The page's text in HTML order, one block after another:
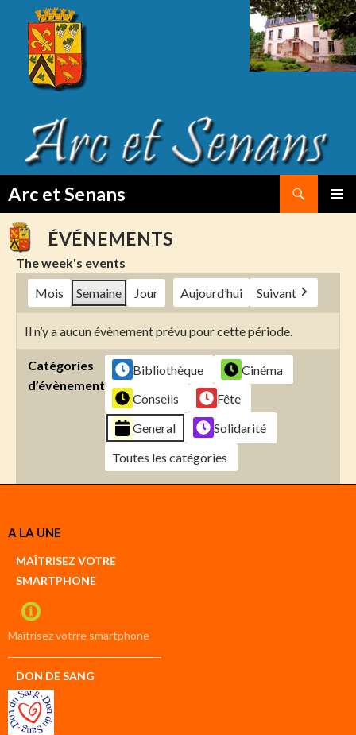
Arc et Senans
TO
CONTENTÉVÉNEMENTS
The week's events
Mois
Semaine Jour Aujourd’hui Suivant
Il n’y a aucun évènement prévu pour cette période.
Catégories
d’évènement
Bibliothèque
Cinéma
Conseils
Fête
General
Solidarité
Toutes les catégories
Créer
compte
compte
A LA UNE
MAÎTRISEZ VOTRE
SMARTPHONE
Maîtrisez votrre smartphone
DON DE SANG